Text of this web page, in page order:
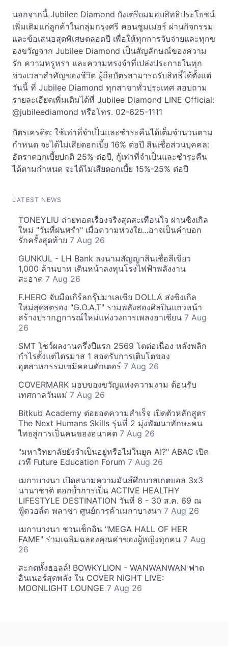
นอกจากนี้ Jubilee Diamond ยังเตรียมมอบสิทธิประโยชน์
เพิ่มเติมแก่ลูกค้าในกลุ่มกรุงศรี คอนซูมเมอร์ ผ่านกิจกรรม
และข้อเสนอสุดพิเศษตลอดปี เพื่อให้ทุกการจับจ่ายและทุกข
องขวัญจาก Jubilee Diamond เป็นสัญลักษณ์ของความ
รัก ความหรูหรา และความทรงจำที่เปล่งประกายในทุก
ช่วงเวลาสำคัญของชีวิต ผู้ถือบัตรสามารถรับสิทธิ์ได้ตั้งแต่
วันนี้ ที่ Jubilee Diamond ทุกสาขาทั่วประเทศ สอบถาม
รายละเอียดเพิ่มเติมได้ที่ Jubilee Diamond LINE Official:
@jubileediamond หรือโทร. 02-625-1111
บัตรเครดิต: ใช้เท่าที่จำเป็นและชำระคืนได้เต็มจำนวนตาม
กำหนด จะได้ไม่เสียดอกเบี้ย 16% ต่อปี สินเชื่อส่วนบุคคล:
อัตราดอกเบี้ยปกติ 25% ต่อปี, กู้เท่าที่จำเป็นและชำระคืน
ได้ตามกำหนด จะได้ไม่เสียดอกเบี้ย 15%-25% ต่อปี
LATEST NEWS
TONEYLIU ถ่ายทอดเรื่องจริงสุดสะเทือนใจ ผ่านซิงเกิล
ใหม่ "วันที่ฝนพรำ" เมื่อความห่วงใย…อาจเป็นคำบอก
รักครั้งสุดท้าย 7 Aug 26
GUNKUL - LH Bank ลงนามสัญญาสินเชื่อสีเขียว
1,000 ล้านบาท เดินหน้าลงทุนโรงไฟฟ้าพลังงาน
สะอาด 7 Aug 26
F.HERO จับมือเกิร์ลกรุ๊ปมาเลเซีย DOLLA ส่งซิงเกิล
ใหม่สุดสตรอง "G.O.A.T" รวมพลังสองศิลปินแถวหน้า
สร้างปรากฏการณ์ใหม่แห่งวงการเพลงอาเซียน 7 Aug
26
SMT โชว์ผลงานครึ่งปีแรก 2569 โตต่อเนื่อง หลังพลิก
กำไรตั้งแต่ไตรมาส 1 สอดรับการเติบโตของ
อุตสาหกรรมเซมิคอนดักเตอร์ 7 Aug 26
COVERMARK มอบของขวัญแห่งความงาม ต้อนรับ
เทศกาลวันแม่ 7 Aug 26
Bitkub Academy ต่อยอดความสำเร็จ เปิดตัวหลักสูตร
The Next Humans Skills รุ่นที่ 2 มุ่งพัฒนาทักษะคน
ไทยสู่การเป็นคนของอนาคต 7 Aug 26
"มหาวิทยาลัยยังจำเป็นอยู่หรือไม่ในยุค AI?" ABAC เปิด
เวที Future Education Forum 7 Aug 26
เมกาบางนา เปิดสนามความมันส์ศึกบาสเกตบอล 3x3
นานาชาติ ตอกย้ำการเป็น ACTIVE HEALTHY
LIFESTYLE DESTINATION วันที่ 8 - 30 ส.ค. 69 ณ
ฟู้ดวอล์ค พลาซ่า ศูนย์การค้าเมกาบางนา 7 Aug 26
เมกาบางนา ชวนเช็กอิน "MEGA HALL OF HER
FAME" ร่วมเฉลิมฉลองคุณค่าของผู้หญิงทุกคน 7 Aug
26
สะกดทั้งฮอลล์! BOWKYLION - WANWANWAN ฟาด
อินเนอร์สุดพลัง ใน COVER NIGHT LIVE:
MOONLIGHT LOUNGE 7 Aug 26